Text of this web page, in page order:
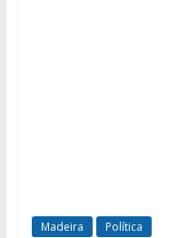
Madeira Política